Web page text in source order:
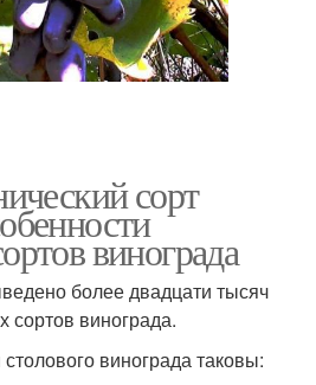
сорт
винограда
более двадцати тысяч
сортов винограда.
винограда таковы: